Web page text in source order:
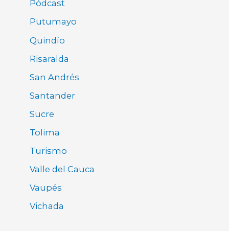
Pódcast
Putumayo
Quindío
Risaralda
San Andrés
Santander
Sucre
Tolima
Turismo
Valle del Cauca
Vaupés
Vichada